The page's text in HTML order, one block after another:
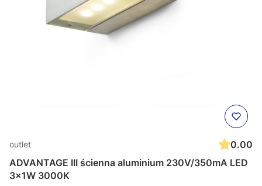
outlet
0.00
ADVANTAGE III ścienna aluminium 230V/350mA LED
3x1W 3000K